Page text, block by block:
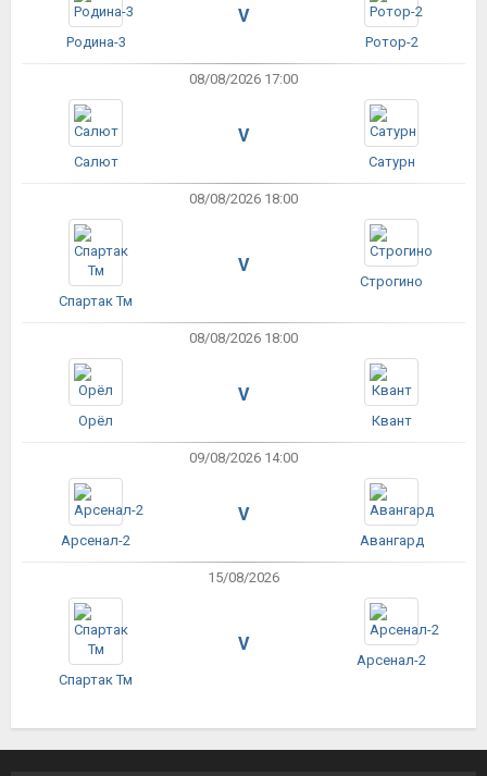
Родина-3
V
Ротор-2
08/08/2026 17:00
Салют
V
Сатурн
08/08/2026 18:00
Спартак Тм
V
Строгино
08/08/2026 18:00
Орёл
V
Квант
09/08/2026 14:00
Арсенал-2
V
Авангард
15/08/2026
Спартак Тм
V
Арсенал-2